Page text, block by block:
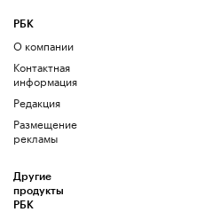
РБК
О компании
Контактная
информация
Редакция
Размещение
рекламы
Другие
продукты
РБК